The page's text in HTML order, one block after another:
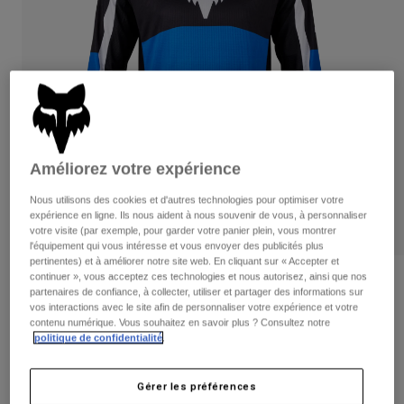
Pantalons
Shorts
Vestes
Gants
Protections
Masques
Chaussettes
Accessoires
Pièces de rechange
Pantalons
Gants
Vestes
Masques
Chaussettes
Sacs et accessoires
Pièces de rechange
Femme
T-shirts et tops
Sweats et Pulls
Vestes
Pantalons
Chemises
Voir tout
Chaussettes
Voir tout
Moto
Casques
Maillots
Pantalons
Bottes
Protections
Avis
Maillot 180 Nitro
44,99 € 50% OFF
Améliorez votre expérience
Nous utilisons des cookies et d'autres technologies pour optimiser votre
expérience en ligne. Ils nous aident à nous souvenir de vous, à personnaliser
votre visite (par exemple, pour garder votre panier plein, vous montrer
l'équipement qui vous intéresse et vous envoyer des publicités plus
pertinentes) et à améliorer notre site web. En cliquant sur « Accepter et
continuer », vous acceptez ces technologies et nous autorisez, ainsi que nos
partenaires de confiance, à collecter, utiliser et partager des informations sur
vos interactions avec le site afin de personnaliser votre expérience et votre
contenu numérique. Vous souhaitez en savoir plus ? Consultez notre
politique de confidentialité
Gérer les préférences